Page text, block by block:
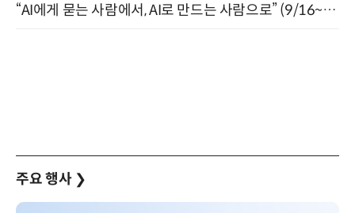
“AI에게 묻는 사람에서, AI로 만드는 사람으로” (9/16~17)
주요 행사 ❯